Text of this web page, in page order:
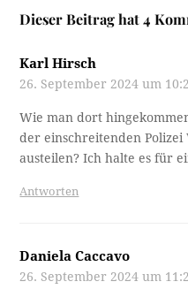
Dieser Beitrag hat 4
Karl Hirsch
26. September 2024 um
Wie man dort
der einschreitenden Polizei
austeilen? Ich halte es für
Antworten
Daniela Caccavo
26. September 2024 um